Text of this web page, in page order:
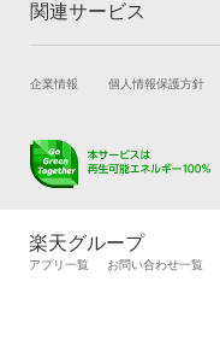
トップ
車検の基礎知識
関連サービス
試乗・商談
キズ修理予約
メンテナンス管理
タイヤ交換サービス
自動車カタログ
企業情報 個人情報保護方針
楽天グループ
アプリ一覧 お問い合わせ一覧